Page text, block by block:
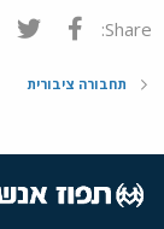
Share: פייסבוק
תחבורה ציבורית